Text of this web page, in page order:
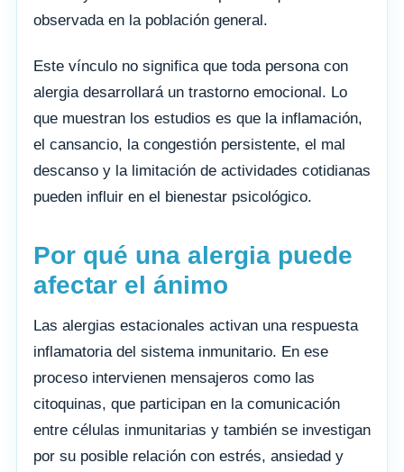
observada en la población general.
Este vínculo no significa que toda persona con
alergia desarrollará un trastorno emocional. Lo
que muestran los estudios es que la inflamación,
el cansancio, la congestión persistente, el mal
descanso y la limitación de actividades cotidianas
pueden influir en el bienestar psicológico.
Por qué una alergia puede
afectar el ánimo
Las alergias estacionales activan una respuesta
inflamatoria del sistema inmunitario. En ese
proceso intervienen mensajeros como las
citoquinas, que participan en la comunicación
entre células inmunitarias y también se investigan
por su posible relación con estrés, ansiedad y